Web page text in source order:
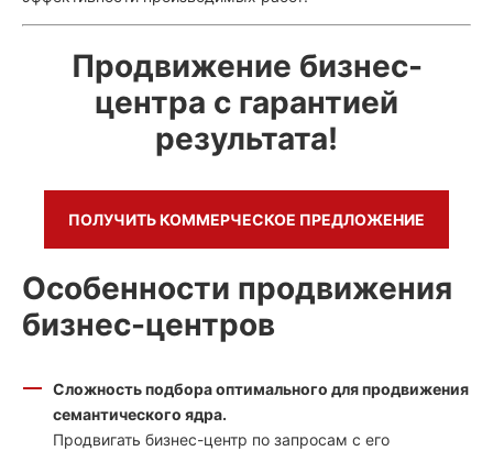
Продвижение бизнес-
центра с гарантией
результата!
ПОЛУЧИТЬ КОММЕРЧЕСКОЕ ПРЕДЛОЖЕНИЕ
Особенности продвижения
бизнес-центров
Сложность подбора оптимального для продвижения
семантического ядра.
Продвигать бизнес-центр по запросам с его